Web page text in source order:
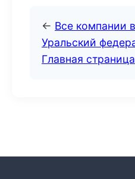
← Все компании
Уральский
Главная страница